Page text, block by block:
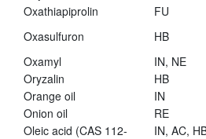
Oxathiapiprolin
FU
Oxasulfuron
HB
Oxamyl
IN, NE
Oryzalin
HB
Orange oil
IN
Onion oil
RE
Oleic acid (CAS 112-
IN, AC,